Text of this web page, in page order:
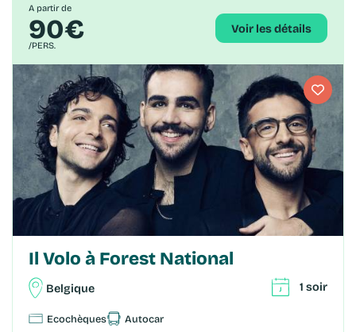
A partir de
90€
/PERS.
Voir les détails
Il Volo à Forest National
Belgique 1 soir
Ecochèques Autocar